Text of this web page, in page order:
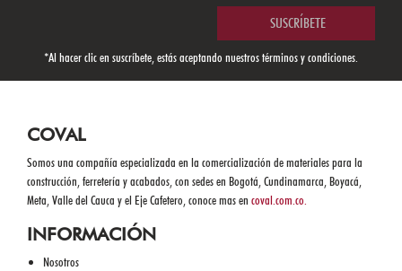
SUSCRÍBETE
*Al hacer clic en suscríbete, estás aceptando nuestrostérminos y condiciones.
COVAL
Somos una compañía especializada en la comercialización de materiales para la
construcción, ferretería y acabados, con sedes en Bogotá, Cundinamarca, Boyacá,
Meta, Valle del Cauca y el Eje Cafetero, conoce mas en coval.com.co.
INFORMACIÓN
Nosotros